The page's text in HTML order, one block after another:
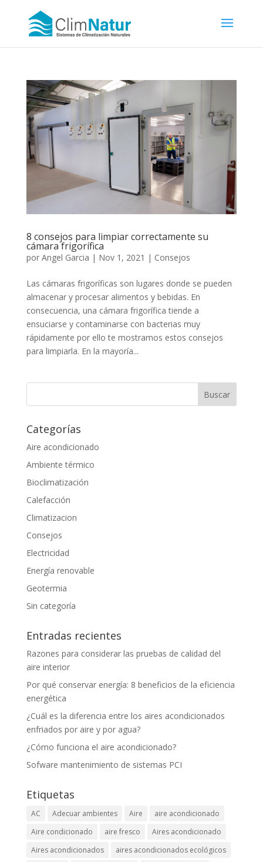
8 consejos para limpiar correctamente su
cámara frigorífica
por Angel Garcia | Nov 1, 2021 | Consejos
Las cámaras frigoríficas son lugares donde se pueden
almacenar y procesar alimentos y bebidas. En
consecuencia, una cámara frigorífica tiende a
ensuciarse y contaminarse con bacterias muy
rápidamente por ello te mostramos estos consejos
para limpiarla. En la mayoría...
Categorías
Aire acondicionado
Ambiente térmico
Bioclimatización
Calefacción
Climatizacion
Consejos
Electricidad
Energía renovable
Geotermia
Sin categoría
Entradas recientes
Razones para considerar las pruebas de calidad del
aire interior
Por qué conservar energía: 8 beneficios de la eficiencia
energética
¿Cuál es la diferencia entre los aires acondicionados
enfriados por aire y por agua?
¿Cómo funciona el aire acondicionado?
Sofware mantenimiento de sistemas PCI
Etiquetas
AC Adecuar ambientes Aire
aire acondicionado
Aire condicionado
aire fresco
Aires acondicionado
Aires acondicionados
aires acondicionados ecológicos